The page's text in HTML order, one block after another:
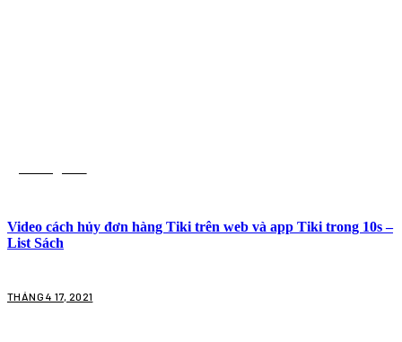
Video cách hủy đơn hàng Tiki trên web và app Tiki trong 10s –
List Sách
THÁNG 4 17, 2021